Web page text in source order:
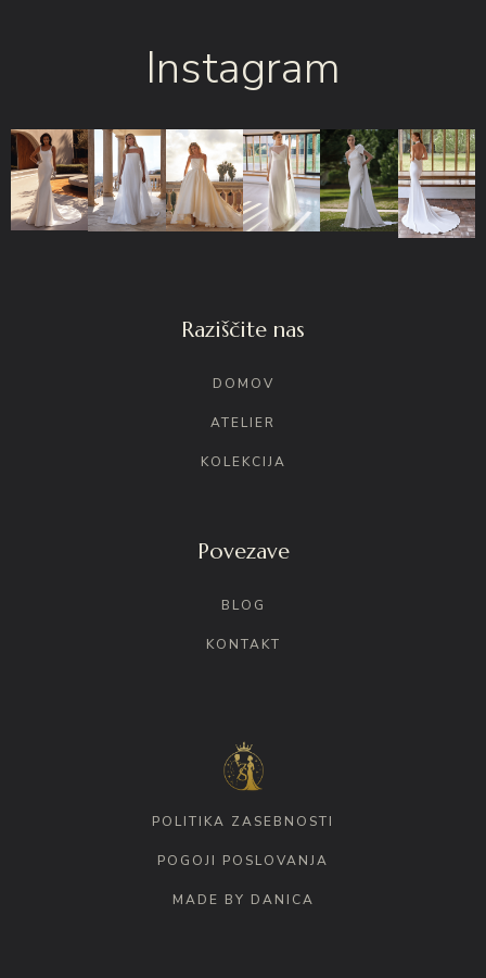
Instagram
Raziščite nas
DOMOV
ATELIER
KOLEKCIJA
Povezave
BLOG
KONTAKT
POLITIKA ZASEBNOSTI
POGOJI POSLOVANJA
MADE BY DANICA